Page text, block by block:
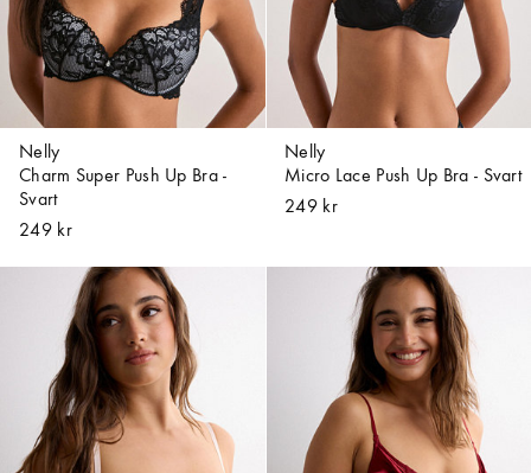
Nelly
Charm Super Push Up Bra -
Svart
249 kr
Nelly
Micro Lace Push Up Bra - Svart
249 kr